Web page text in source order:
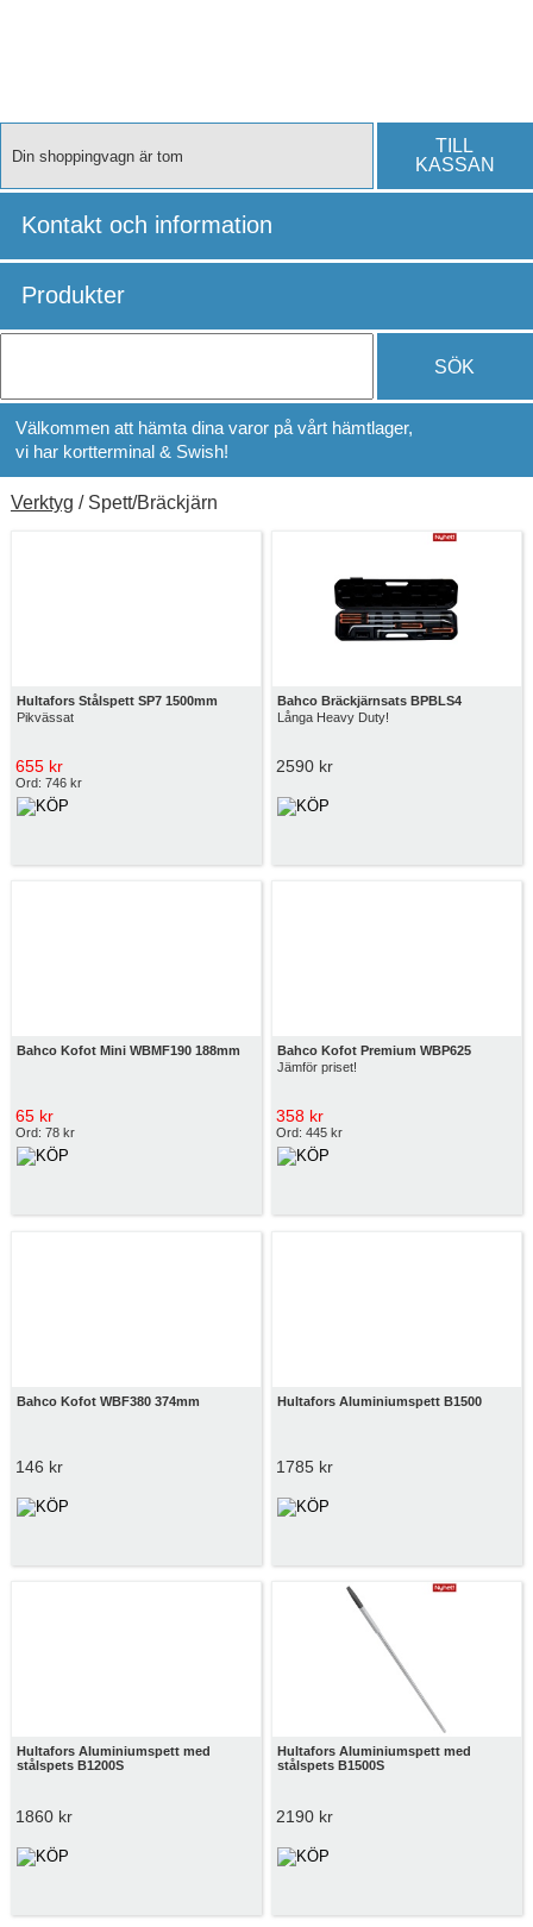
TILL
KASSAN
Din shoppingvagn är tom
Kontakt och information
SÖK
Välkommen att hämta dina varor på vårt hämtlager,
vi har kortterminal & Swish!
Produkter
Verktyg / Spett/Bräckjärn
Hultafors Stålspett SP7 1500mm
Pikvässat
655 kr
Ord: 746 kr
Bahco Bräckjärnsats BPBLS4
Långa Heavy Duty!
2590 kr
Bahco Kofot Mini WBMF190 188mm
65 kr
Ord: 78 kr
Bahco Kofot Premium WBP625
Jämför priset!
358 kr
Ord: 445 kr
Bahco Kofot WBF380 374mm
146 kr
Hultafors Aluminiumspett B1500
1785 kr
Hultafors Aluminiumspett med
stålspets B1200S
1860 kr
Hultafors Aluminiumspett med
stålspets B1500S
2190 kr